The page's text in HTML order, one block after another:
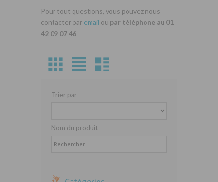
Pour tout questions, vous pouvez nous
contacter par email ou par téléphone au 01
42 09 07 46
Trier par
Nom du produit